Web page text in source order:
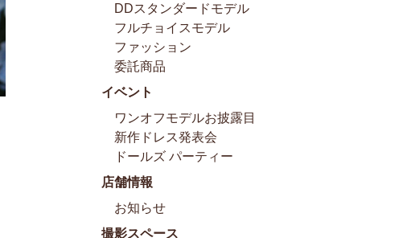
DDスタンダードモデル
フルチョイスモデル
ファッション
委託商品
イベント
ワンオフモデルお披露目
新作ドレス発表会
ドールズ パーティー
店舗情報
お知らせ
撮影スペース